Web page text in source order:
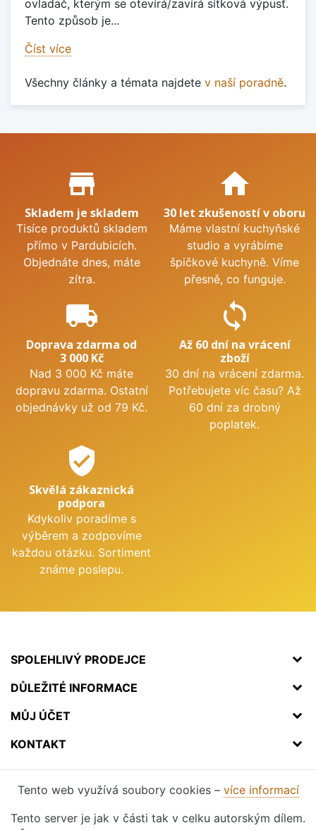
ovladač, kterým se otevírá/zavírá sítková výpusť.
Tento způsob je...
Číst více
Všechny články a témata najdete v naší poradně.
Proč nakupovat u nás?
store_mall_directory
Skladem je skladem
Tisíce produktů skladem
přímo v Pardubicích.
Objednáte dnes, máte
zítra.
home
30 let zkušeností v oboru
Máme vlastní kuchyňské
studio a vyrábíme
špičkové kuchyně. Víme
přesně, co funguje.
local_shipping
Doprava zdarma od
3 000 Kč
Nad 3 000 Kč máte
dopravu zdarma. Ostatní
objednávky už od 79 Kč.
sync
Až 60 dní na vrácení
zboží
30 dní na vrácení zdarma.
Potřebujete víc času? Až
60 dní za drobný
poplatek.
verified_user
Skvělá zákaznická
podpora
Kdykoliv poradíme s
výběrem a zodpovíme
každou otázku. Sortiment
známe poslepu.
SPOLEHLIVÝ PRODEJCE
DŮLEŽITÉ INFORMACE
MŮJ ÚČET
KONTAKT
Tento web využívá soubory cookies – více informací
Tento server je jak v části tak v celku autorským dílem.